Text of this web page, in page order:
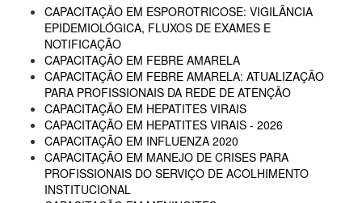
CAPACITAÇÃO EM ESPOROTRICOSE: VIGILÂNCIA
EPIDEMIOLÓGICA, FLUXOS DE EXAMES E
NOTIFICAÇÃO
CAPACITAÇÃO EM FEBRE AMARELA
CAPACITAÇÃO EM FEBRE AMARELA: ATUALIZAÇÃO
PARA PROFISSIONAIS DA REDE DE ATENÇÃO
CAPACITAÇÃO EM HEPATITES VIRAIS
CAPACITAÇÃO EM HEPATITES VIRAIS - 2026
CAPACITAÇÃO EM INFLUENZA 2020
CAPACITAÇÃO EM MANEJO DE CRISES PARA
PROFISSIONAIS DO SERVIÇO DE ACOLHIMENTO
INSTITUCIONAL